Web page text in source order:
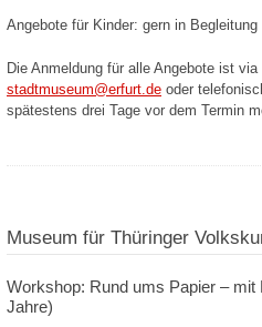
Angebote für Kinder: gern in Begleitung
Die Anmeldung für alle Angebote ist
stadtmuseum@erfurt.de oder
spätestens drei Tage vor dem Termin
Museum für Thüringer
Workshop: Rund ums Papier –
Jahre)